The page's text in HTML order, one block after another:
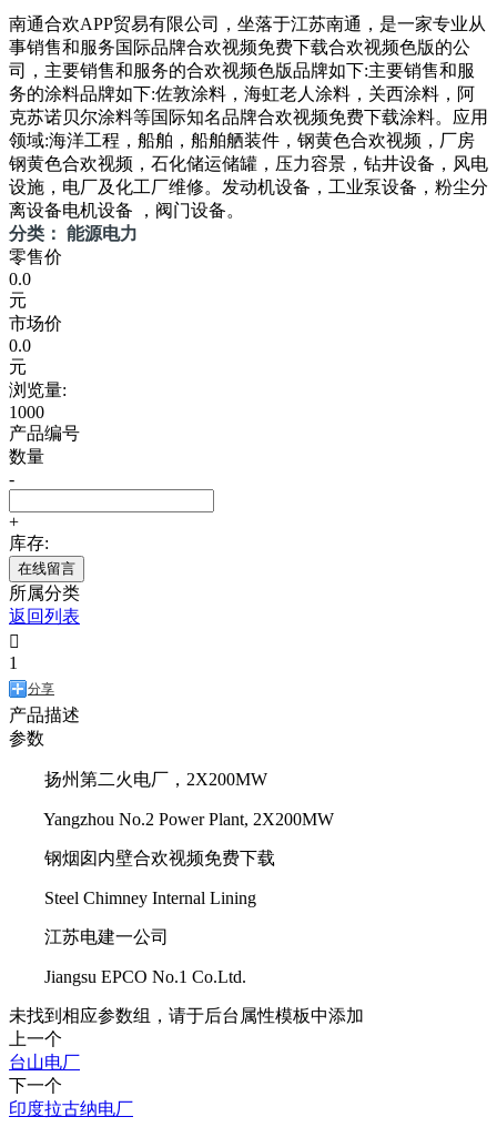
南通合欢APP贸易有限公司，坐落于江苏南通，是一家专业从
事销售和服务国际品牌合欢视频免费下载合欢视频色版的公
司，主要销售和服务的合欢视频色版品牌如下:主要销售和服
务的涂料品牌如下:佐敦涂料，海虹老人涂料，关西涂料，阿
克苏诺贝尔涂料等国际知名品牌合欢视频免费下载涂料。应用
领域:海洋工程，船舶，船舶舾装件，钢黄色合欢视频，厂房
钢黄色合欢视频，石化储运储罐，压力容景，钻井设备，风电
设施，电厂及化工厂维修。发动机设备，工业泵设备，粉尘分
离设备电机设备 ，阀门设备。
分类： 能源电力
零售价
0.0
元
市场价
0.0
元
浏览量:
1000
产品编号
数量
-
+
库存:
在线留言
所属分类
返回列表

1
分享
产品描述
参数
扬州第二火电厂，2X200MW
Yangzhou No.2 Power Plant, 2X200MW
钢烟囱内壁合欢视频免费下载
Steel Chimney Internal Lining
江苏电建一公司
Jiangsu EPCO No.1 Co.Ltd.
未找到相应参数组，请于后台属性模板中添加
上一个
台山电厂
下一个
印度拉古纳电厂